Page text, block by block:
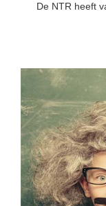
De NTR heeft